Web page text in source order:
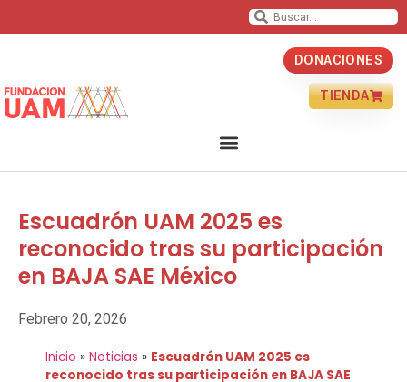
TIENDA
DONACIONES
Escuadrón UAM 2025 es
reconocido tras su participación
en BAJA SAE México
Febrero 20, 2026
Inicio » Noticias » Escuadrón UAM 2025 es
reconocido tras su participación en BAJA SAE